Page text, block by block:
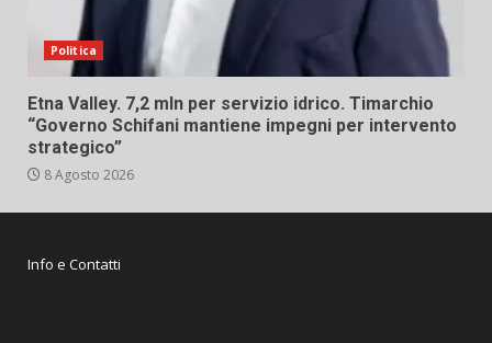
Politica
Etna Valley. 7,2 mln per servizio idrico. Timarchio
“Governo Schifani mantiene impegni per intervento
strategico”
8 Agosto 2026
Info e Contatti